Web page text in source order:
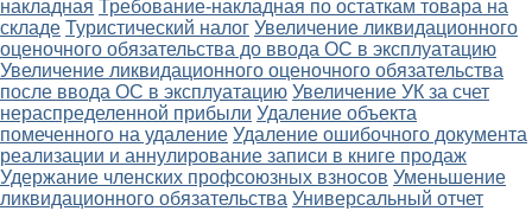
накладная Требование-накладная по остаткам товара на
складе Туристический налог Увеличение ликвидационного
оценочного обязательства до ввода ОС в эксплуатацию
Увеличение ликвидационного оценочного обязательства
после ввода ОС в эксплуатацию Увеличение УК за счет
нераспределенной прибыли Удаление объекта
помеченного на удаление Удаление ошибочного документа
реализации и аннулирование записи в книге продаж
Удержание членских профсоюзных взносов Уменьшение
ликвидационного обязательства Универсальный отчет